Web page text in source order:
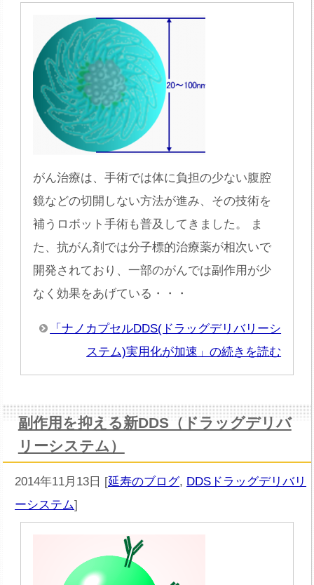
がん治療は、手術では体に負担の少ない腹腔
鏡などの切開しない方法が進み、その技術を
補うロボット手術も普及してきました。 ま
た、抗がん剤では分子標的治療薬が相次いで
開発されており、一部のがんでは副作用が少
なく効果をあげている・・・
「ナノカプセルDDS(ドラッグデリバリーシ
ステム)実用化が加速」の続きを読む
副作用を抑える新DDS（ドラッグデリバ
リーシステム）
2014年11月13日 [延寿のブログ, DDSドラッグデリバリ
ーシステム]